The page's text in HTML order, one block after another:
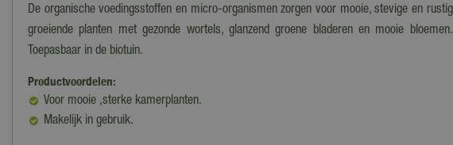
De organische voedingsstoffen en micro-organismen zorgen voor mooie, stevige en rustig
groeiende planten met gezonde wortels, glanzend groene bladeren en mooie bloemen.
Toepasbaar in de biotuin.
Productvoordelen:
Voor mooie ,sterke kamerplanten.
Makelijk in gebruik.